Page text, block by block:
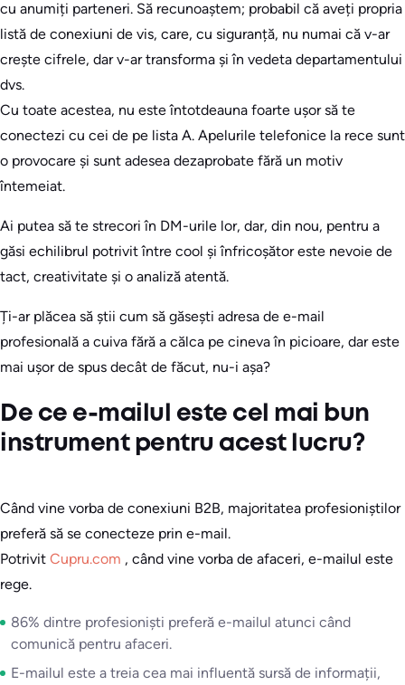
cu anumiți parteneri. Să recunoaștem; probabil că aveți propria
listă de conexiuni de vis, care, cu siguranță, nu numai că v-ar
crește cifrele, dar v-ar transforma și în vedeta departamentului
dvs.
Cu toate acestea, nu este întotdeauna foarte ușor să te
conectezi cu cei de pe lista A. Apelurile telefonice la rece sunt
o provocare și sunt adesea dezaprobate fără un motiv
întemeiat.
Ai putea să te strecori în DM-urile lor, dar, din nou, pentru a
găsi echilibrul potrivit între cool și înfricoșător este nevoie de
tact, creativitate și o analiză atentă.
Ți-ar plăcea să știi cum să găsești adresa de e-mail
profesională a cuiva fără a călca pe cineva în picioare, dar este
mai ușor de spus decât de făcut, nu-i așa?
De ce e-mailul este cel mai bun
instrument pentru acest lucru?
Când vine vorba de conexiuni B2B, majoritatea profesioniștilor
preferă să se conecteze prin e-mail.
Potrivit Cupru.com , când vine vorba de afaceri, e-mailul este
rege.
86% dintre profesioniști preferă e-mailul atunci când
comunică pentru afaceri.
E-mailul este a treia cea mai influentă sursă de informații,